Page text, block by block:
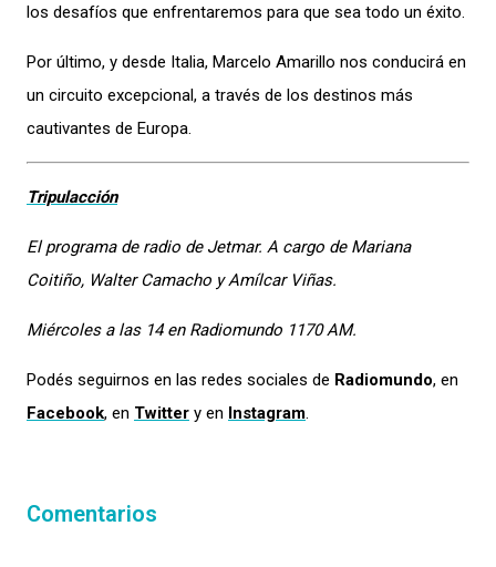
los desafíos que enfrentaremos para que sea todo un éxito.
Por último, y desde Italia, Marcelo Amarillo nos conducirá en
un circuito excepcional, a través de los destinos más
cautivantes de Europa.
Tripulacción
El programa de radio de Jetmar. A cargo de Mariana
Coitiño, Walter Camacho y Amílcar Viñas.
Miércoles a las 14 en Radiomundo 1170 AM.
Podés seguirnos en las redes sociales de Radiomundo, en
Facebook, en Twitter y en Instagram.
Comentarios